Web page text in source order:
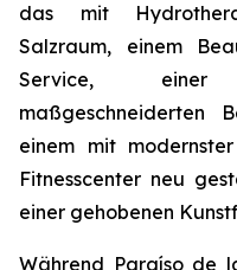
das mit
Salzraum, einem
Service, einer
maßgeschneiderten
einem mit
Fitnesscenter neu
einer gehobenen
Während Paraíso de